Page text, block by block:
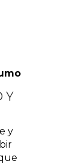
Y
y